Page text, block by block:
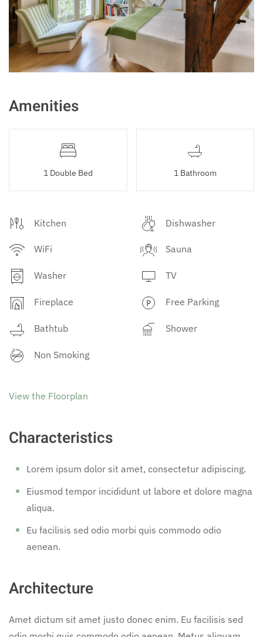
Amenities
1 Double Bed 1 Bathroom
Kitchen Dishwasher
WiFi Sauna
Washer TV
Fireplace Free Parking
Bathtub Shower
Non Smoking
View the Floorplan
Characteristics
Lorem ipsum dolor sit amet, consectetur adipiscing.
Eiusmod tempor incididunt ut labore et dolore magna
aliqua.
Eu facilisis sed odio morbi quis commodo odio
aenean.
Architecture
Amet dictum sit amet justo donec enim. Eu facilisis sed